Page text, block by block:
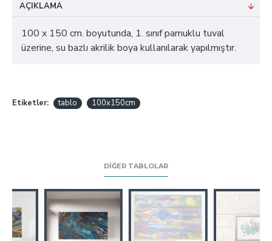
AÇIKLAMA
100 x 150 cm. boyutunda, 1. sınıf pamuklu tuval
üzerine, su bazlı akrilik boya kullanılarak yapılmıştır.
Etiketler: tablo 100x150cm
DIĞER TABLOLAR